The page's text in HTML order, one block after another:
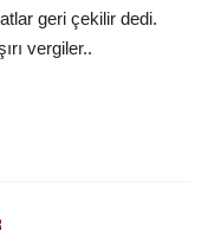
geri çekilir dedi.
vergiler..